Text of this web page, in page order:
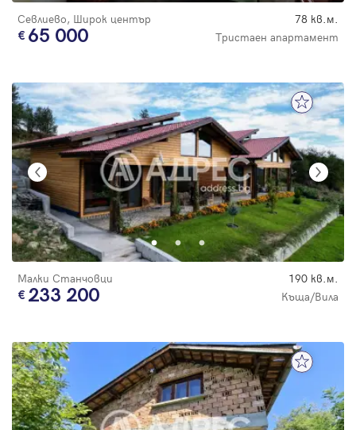
Севлиево, Широк център 78 кв.м.
65 000 Тристаен апартамент
Малки Станчовци 190 кв.м.
233 200 Къща/Вила